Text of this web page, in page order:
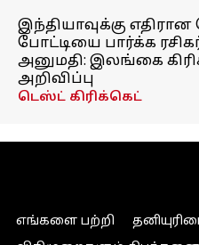
இந்தியாவுக்கு
போட்டியை பார்க்க
அனுமதி: இலங்கை
அறிவிப்பு
டெஸ்ட் கிரிக்கெட்
எங்களை பற்றி